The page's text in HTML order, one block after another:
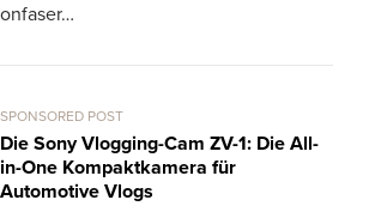
SPONSORED POST
Die Sony Vlogging-Cam ZV-1: Die All-
in-One Kompaktkamera für
Automotive Vlogs